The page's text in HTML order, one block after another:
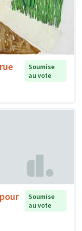
Soumise
au vote
Soumise
au vote